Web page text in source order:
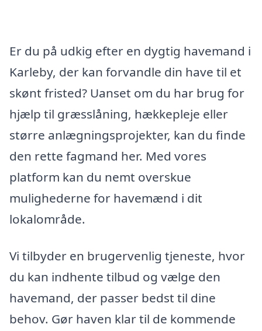
Er du på udkig efter en dygtig havemand i
Karleby, der kan forvandle din have til et
skønt fristed? Uanset om du har brug for
hjælp til græsslåning, hækkepleje eller
større anlægningsprojekter, kan du finde
den rette fagmand her. Med vores
platform kan du nemt overskue
mulighederne for havemænd i dit
lokalområde.
Vi tilbyder en brugervenlig tjeneste, hvor
du kan indhente tilbud og vælge den
havemand, der passer bedst til dine
behov. Gør haven klar til de kommende